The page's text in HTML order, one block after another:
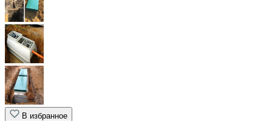
В избранное